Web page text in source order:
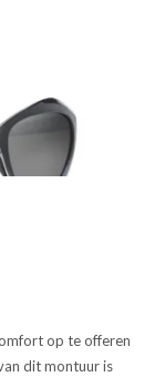
op te offeren
dit montuur is